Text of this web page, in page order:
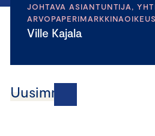
JOHTAVA ASIANTUNTIJA,
ARVOPAPERIMARKKINAOIKEUS
Ville Kajala
Uusimmat